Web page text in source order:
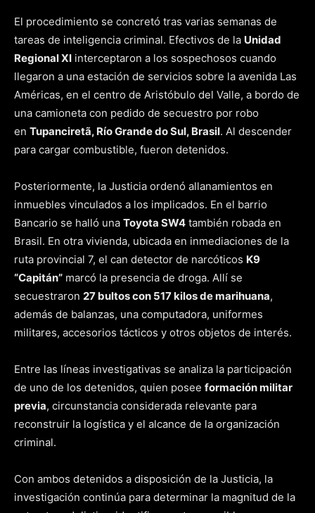
El procedimiento se concretó tras varias semanas de
tareas de inteligencia criminal. Efectivos de la Unidad
Regional XI interceptaron a los sospechosos cuando
llegaron a una estación de servicios sobre la avenida Las
Américas, en el centro de Aristóbulo del Valle, a bordo de
una camioneta con pedido de secuestro por robo
en Tupanciretã, Río Grande do Sul, Brasil. Al descender
para cargar combustible, fueron detenidos.
Posteriormente, la Justicia ordenó allanamientos en
inmuebles vinculados a los implicados. En el barrio
Bancario se halló una Toyota SW4 también robada en
Brasil. En otra vivienda, ubicada en inmediaciones de la
ruta provincial 7, el can detector de narcóticos K9
“Capitán” marcó la presencia de droga. Allí se
secuestraron 27 bultos con 517 kilos de marihuana,
además de balanzas, una computadora, uniformes
militares, accesorios tácticos y otros objetos de interés.
Entre las líneas investigativas se analiza la participación
de uno de los detenidos, quien posee formación militar
previa, circunstancia considerada relevante para
reconstruir la logística y el alcance de la organización
criminal.
Con ambos detenidos a disposición de la Justicia, la
investigación continúa para determinar la magnitud de la